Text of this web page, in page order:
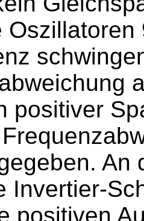
positiver
An
Invertier-
positiven